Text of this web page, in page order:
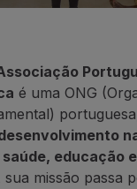
é uma ONG
educação
sua missão passa